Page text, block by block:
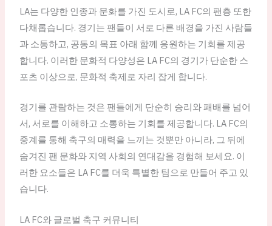
LA는 다양한 인종과 문화를 가진 도시로, LA FC의 팬층 또한
다채롭습니다. 경기는 팬들이 서로 다른 배경을 가진 사람들
과 소통하고, 공동의 목표 아래 함께 응원하는 기회를 제공
합니다. 이러한 문화적 다양성은 LA FC의 경기가 단순한 스
포츠 이상으로, 문화적 축제로 자리 잡게 합니다.
경기를 관람하는 것은 팬들에게 단순히 승리와 패배를 넘어
서, 서로를 이해하고 소통하는 기회를 제공합니다. LA FC의
중계를 통해 축구의 매력을 느끼는 것뿐만 아니라, 그 뒤에
숨겨진 팬 문화와 지역 사회의 연대감을 경험해 보세요. 이
러한 요소들은 LA FC를 더욱 특별한 팀으로 만들어 주고 있
습니다.
LA FC와 글로벌 축구 커뮤니티